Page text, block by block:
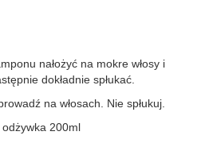
nałożyć na mokre włosy i
dokładnie spłukać.
na włosach. Nie spłukuj.
200ml